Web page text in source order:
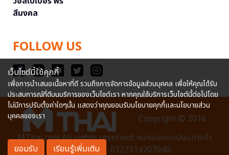
สีมงคล
FOLLOW US
Copyright © 2016
MThai.com All rights reserved. หมายเลขทะเบียนการค้า
อิเล็กทรอนิกส์ : 0127114707040
เว็บไซต์นี้ใช้คุกกี้
เพื่อการนำเสนอเนื้อหาที่ดี รวมถึงการจัดการข้อมูลส่วนบุคคล เพื่อให้คุณได้รับ
ประสบการณ์ที่ดีบนบริการของเว็บไซต์เรา หากคุณใช้บริการเว็บไซต์นี้ต่อไปโดย
ไม่มีการปรับตั้งค่าใดๆนั้น แสดงว่าคุณยอมรับนโยบายคุกกี้และนโยบายส่วน
บุคคลของเรา
ยอมรับ เรียนรู้เพิ่มเติม